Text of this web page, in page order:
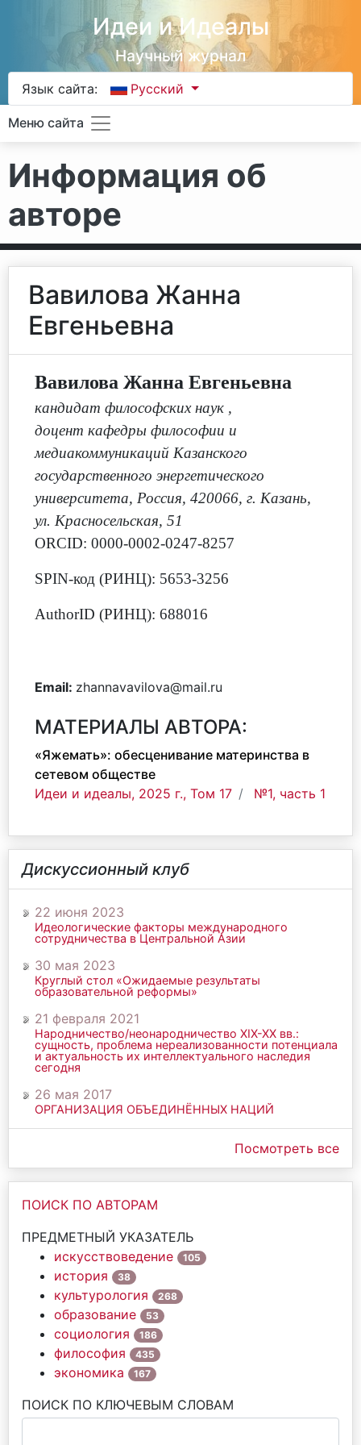
Идеи и Идеалы
Научный журнал
Язык сайта: Русский
Меню сайта
Информация об
авторе
Вавилова Жанна
Евгеньевна
Вавилова Жанна Евгеньевна
кандидат философских наук ,
доцент кафедры философии и
медиакоммуникаций Казанского
государственного энергетического
университета, Россия, 420066, г. Казань,
ул. Красносельская, 51
ORCID: 0000-0002-0247-8257
SPIN-код (РИНЦ): 5653-3256
AuthorID (РИНЦ): 688016
Email: zhannavavilova@mail.ru
МАТЕРИАЛЫ АВТОРА:
«Яжемать»: обесценивание материнства в
сетевом обществе
Идеи и идеалы, 2025 г., Том 17
№1, часть 1
Дискуссионный клуб
22 июня 2023
Идеологические факторы международного
сотрудничества в Центральной Азии
30 мая 2023
Круглый стол «Ожидаемые результаты
образовательной реформы»
21 февраля 2021
Народничество/неонародничество ХIХ-ХХ вв.:
сущность, проблема нереализованности потенциала
и актуальность их интеллектуального наследия
сегодня
26 мая 2017
ОРГАНИЗАЦИЯ ОБЪЕДИНЁННЫХ НАЦИЙ
Посмотреть все
ПОИСК ПО АВТОРАМ
ПРЕДМЕТНЫЙ УКАЗАТЕЛЬ
искусствоведение
105
история 38
культурология 268
образование 53
социология 186
философия 435
экономика 167
ПОИСК ПО КЛЮЧЕВЫМ СЛОВАМ